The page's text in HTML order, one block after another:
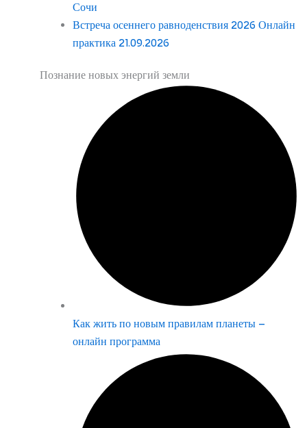
Сочи
Встреча осеннего равноденствия 2026 Онлайн
практика 21.09.2026
Познание новых энергий земли
Как жить по новым правилам планеты –
онлайн программа